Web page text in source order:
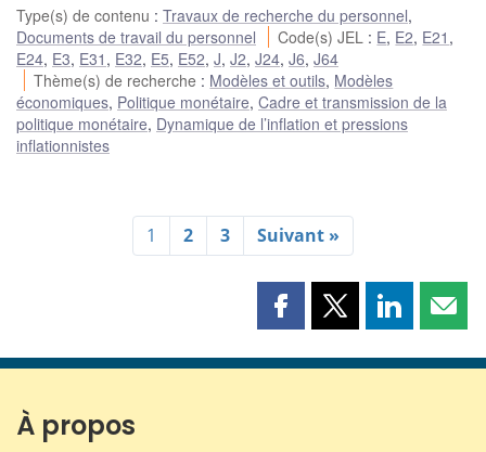
Type(s) de contenu : Travaux de recherche du personnel,
Documents de travail du personnel
Code(s) JEL : E, E2, E21 ,
E24, E3, E31 , E32, E5, E52, J, J2, J24, J6, J64
Thème(s) de recherche : Modèles et outils, Modèles
économiques, Politique monétaire, Cadre et transmission de la
politique monétaire, Dynamique de l’inflation et pressions
inflationnistes
1 2 3 Suivant »
Partager
page
Partager
page
Partager
page page
À propos